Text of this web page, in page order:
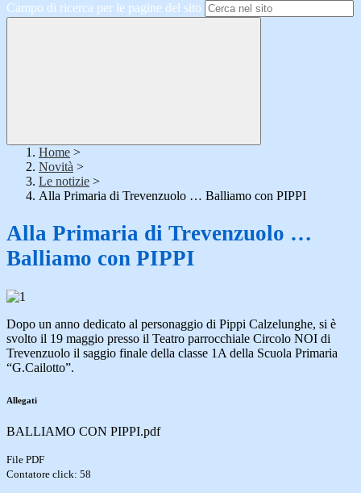
Campo di ricerca per le pagine del sito
Home >
Novità >
Le notizie >
Alla Primaria di Trevenzuolo … Balliamo con PIPPI
Alla Primaria di Trevenzuolo …
Balliamo con PIPPI
Dopo un anno dedicato al personaggio di Pippi Calzelunghe, si è
svolto il 19 maggio presso il Teatro parrocchiale Circolo NOI di
Trevenzuolo il saggio finale della classe 1A della Scuola Primaria
“G.Cailotto”.
Allegati
BALLIAMO CON PIPPI.pdf
File PDF
Contatore click: 58